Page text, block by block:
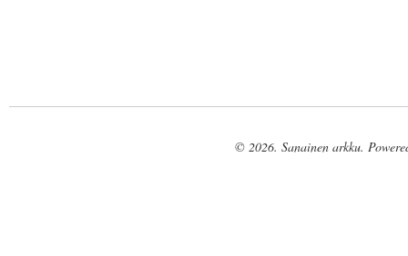
© 2026. Sanainen arkku.